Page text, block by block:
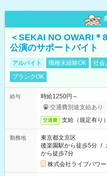
＜SEKAI NO OWARI＊
公演のサポートバイト
アルバイト 職種未経験OK 社会
ブランクOK
給与
時給1250円～
交通費別途支給あり
交通費 支給（規定有り）
勤務地
東京都文京区
後楽園駅から徒歩5分 /
から徒歩7分
株式会社ライブパワー